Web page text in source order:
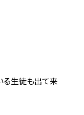
る生徒も出て来